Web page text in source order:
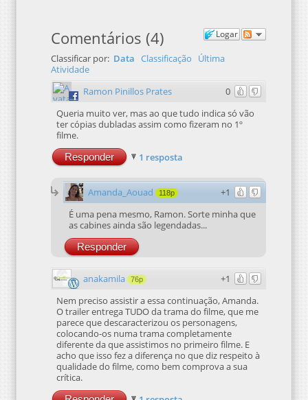
Logar
Comentários (4)
Classificar por: Data Classificação
Última
Atividade
0
Ramon Pinillos Prates
Queria muito ver, mas ao que tudo indica só vão
ter cópias dubladas assim como fizeram no 1º
filme.
Responder 1 resposta
+1
Amanda_Aouad 118p
É uma pena mesmo, Ramon. Sorte minha que
as cabines ainda são legendadas...
Responder
+1
anakamila 76p
Nem preciso assistir a essa continuação, Amanda.
O trailer entrega TUDO da trama do filme, que me
parece que descaracterizou os personagens,
colocando-os numa trama completamente
diferente da que assistimos no primeiro filme. E
acho que isso fez a diferença no que diz respeito à
qualidade do filme, como bem comprova a sua
crítica.